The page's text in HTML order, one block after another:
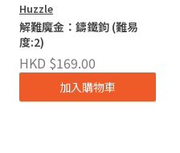
Huzzle
解難魔金：鑄鐵鉤 (難易
度:2)
HKD $169.00
加入購物車